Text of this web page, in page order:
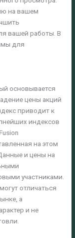
на вашем
вашей работы. В
для
основывается
цены акций
приводит к
индексов
на этом
и цены на
участниками.
отличаться
а
и не